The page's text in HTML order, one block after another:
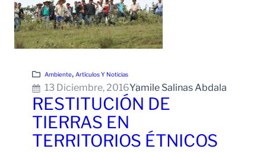
Ambiente, Artículos Y Noticias
13 Diciembre, 2016Yamile Salinas Abdala
RESTITUCIÓN DE
TIERRAS EN
TERRITORIOS ÉTNICOS